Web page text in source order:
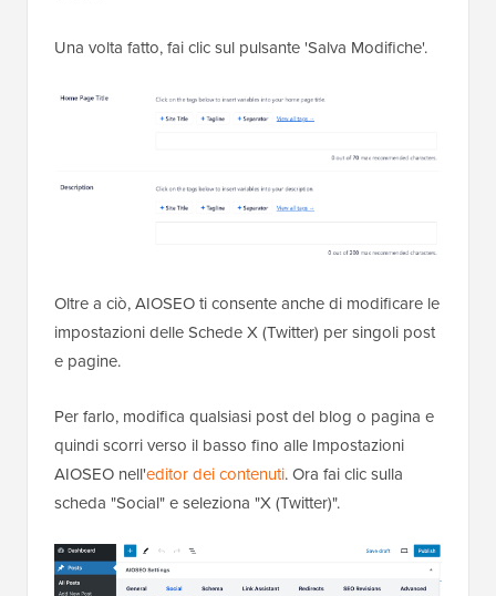
Una volta fatto, fai clic sul pulsante 'Salva Modifiche'.
Oltre a ciò, AIOSEO ti consente anche di modificare le
impostazioni delle Schede X (Twitter) per singoli post
e pagine.
Per farlo, modifica qualsiasi post del blog o pagina e
quindi scorri verso il basso fino alle Impostazioni
AIOSEO nell'editor dei contenuti. Ora fai clic sulla
scheda "Social" e seleziona "X (Twitter)".